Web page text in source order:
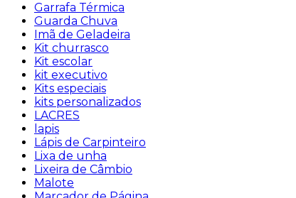
Garrafa Térmica
Guarda Chuva
Imã de Geladeira
Kit churrasco
Kit escolar
kit executivo
Kits especiais
kits personalizados
LACRES
lapis
Lápis de Carpinteiro
Lixa de unha
Lixeira de Câmbio
Malote